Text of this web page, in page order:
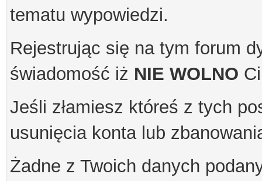
tematu wypowiedzi.
Rejestrując się na tym forum
świadomość iż NIE WOLNO
Jeśli złamiesz któreś z tych
usunięcia konta lub
Żadne z Twoich danych